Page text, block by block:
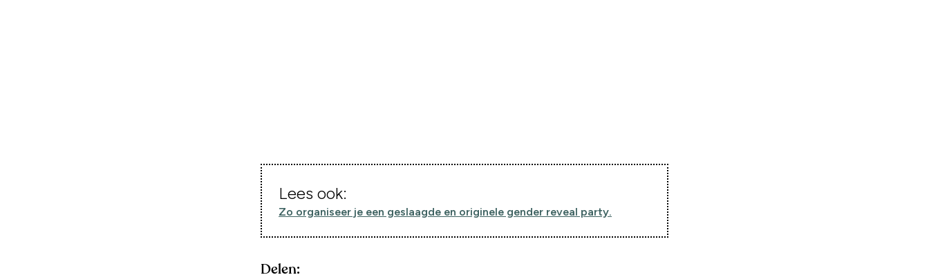
Lees ook:
Zo organiseer je een geslaagde en originele gender reveal party.
Delen: